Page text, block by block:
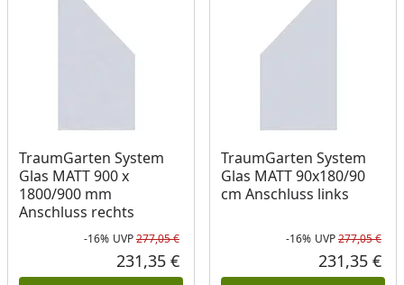
TraumGarten System
Glas MATT 900 x
1800/900 mm
Anschluss rechts
Rabatt in Prozent
-16%
Ursprünglicher Preis
UVP277,05 €
Aktueller Preis
231,35 €
TraumGarten System
Glas MATT 90x180/90
cm Anschluss links
-16% UVP277,05 €
231,35 €